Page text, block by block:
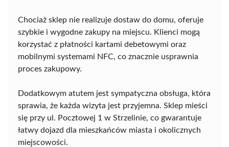
Chociaż sklep nie realizuje dostaw do domu, oferuje
szybkie i wygodne zakupy na miejscu. Klienci mogą
korzystać z płatności kartami debetowymi oraz
mobilnymi systemami NFC, co znacznie usprawnia
proces zakupowy.
Dodatkowym atutem jest sympatyczna obsługa, która
sprawia, że każda wizyta jest przyjemna. Sklep mieści
się przy ul. Pocztowej 1 w Strzelinie, co gwarantuje
łatwy dojazd dla mieszkańców miasta i okolicznych
miejscowości.